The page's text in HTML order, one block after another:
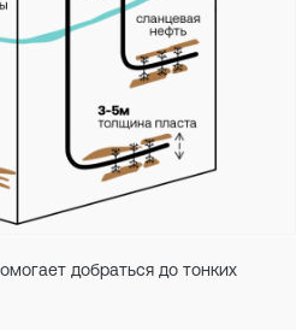
добраться до тонких